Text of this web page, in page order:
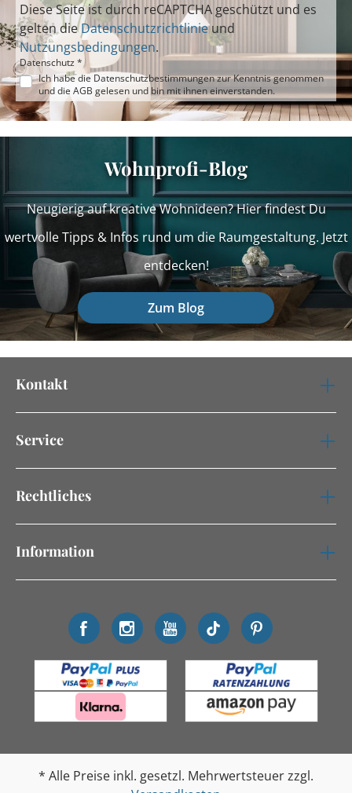
Diese Seite ist durch reCAPTCHA geschützt und es
gelten dieDatenschutzrichtlinieund
Nutzungsbedingungen.
Datenschutz *
Ich habe die Datenschutzbestimmungenzur Kenntnis genommen
und die AGB gelesen und bin mit ihnen einverstanden.
Wohnprofi-Blog
Neugierig auf kreative Wohnideen? Hier findest Du
wertvolle Tipps & Infos rund um die Raumgestaltung. Jetzt
entdecken!
Zum Blog
Kontakt
Service
Rechtliches
Information
* Alle Preise inkl. gesetzl. Mehrwertsteuer zzgl.